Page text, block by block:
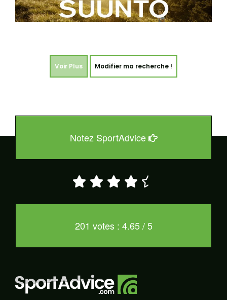
Voir Plus Modifier ma recherche !
Notez SportAdvice
201 votes : 4.65 / 5